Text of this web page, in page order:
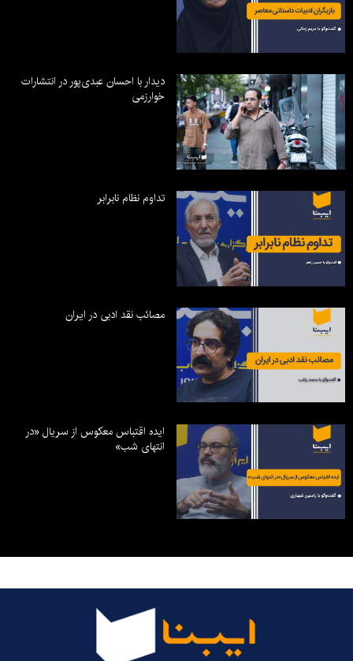
دیدار با احسان عبدی‌پور در انتشارات
خوارزمی
تداوم نظام نابرابر
مصائب نقد ادبی در ایران
ایده اقتباس معکوس از سریال «در
انتهای شب»